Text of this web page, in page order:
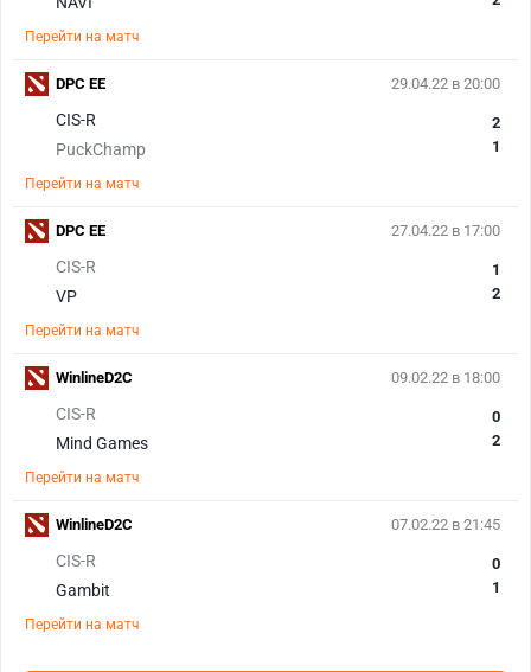
Перейти на матч
29.04.22 в 20:00
CIS-R
PuckChamp
2
1
Перейти на матч
DPC EE
27.04.22 в 17:00
CIS-R
VP
1
2
Перейти на матч
DPC EE
09.02.22 в 18:00
CIS-R
Mind Games
0
2
Перейти на матч
WinlineD2C
07.02.22 в 21:45
CIS-R
Gambit
0
1
Перейти на матч
WinlineD2C